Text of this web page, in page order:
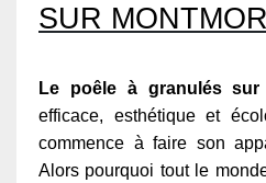
SUR
Le poêle à granulés sur
efficace, esthétique et
commence à faire son
Alors pourquoi tout le